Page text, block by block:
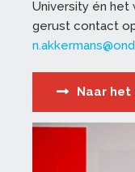
University én het
gerust contact
Naar